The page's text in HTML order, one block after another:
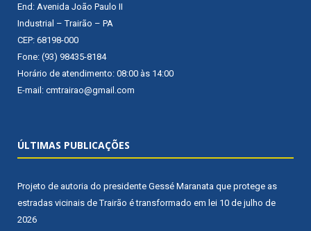
End: Avenida João Paulo II
Industrial – Trairão – PA
CEP: 68198-000
Fone: (93) 98435-8184
Horário de atendimento: 08:00 às 14:00
E-mail: cmtrairao@gmail.com
ÚLTIMAS PUBLICAÇÕES
Projeto de autoria do presidente Gessé Maranata que protege as
estradas vicinais de Trairão é transformado em lei 10 de julho de
2026